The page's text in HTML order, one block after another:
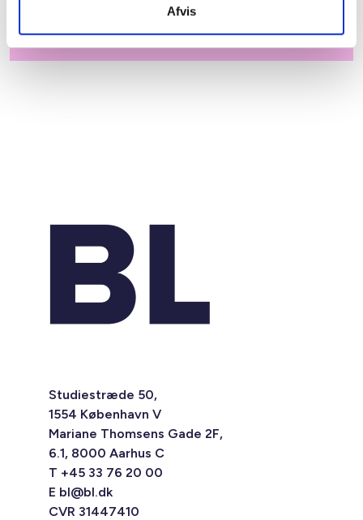
Afvis
Studiestræde 50,
1554 København V
Mariane Thomsens Gade 2F,
6.1, 8000 Aarhus C
T +45 33 76 20 00
E bl@bl.dk
CVR 31447410